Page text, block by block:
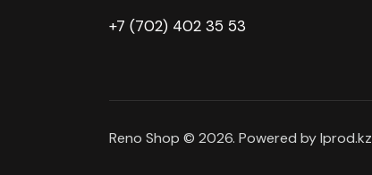
+7 (702) 402 35 53
Reno Shop © 2026. Powered by Iprod.kz